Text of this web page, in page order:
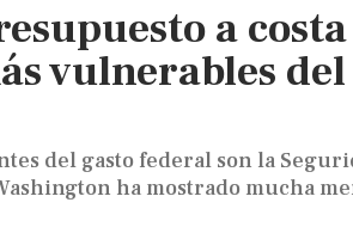
a
vulnerables
del gasto federal son la
ha mostrado mucha